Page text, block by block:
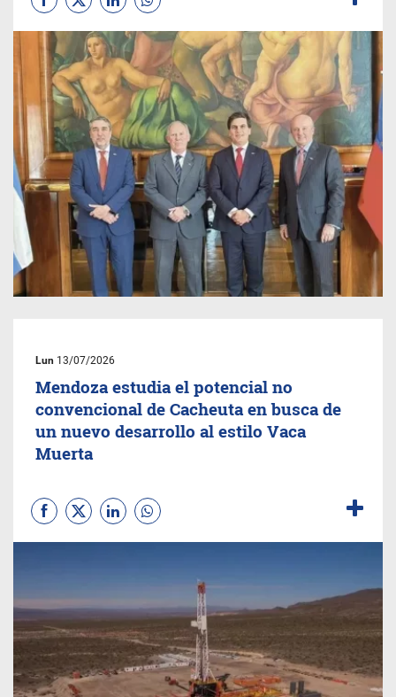
Lun 13/07/2026
Mendoza estudia el potencial no
convencional de Cacheuta en busca de
un nuevo desarrollo al estilo Vaca
Muerta